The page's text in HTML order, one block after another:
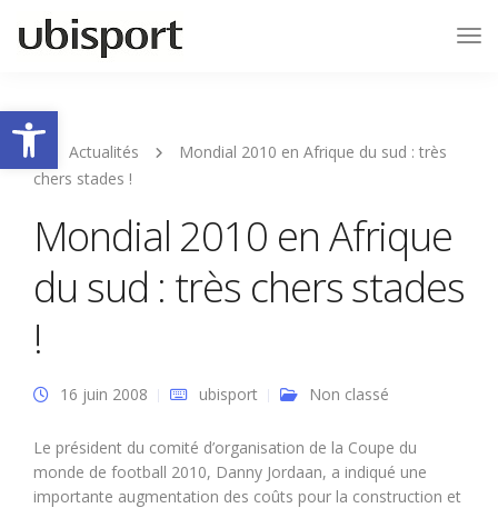
Ouvrir la barre d’outils
Actualités
Mondial 2010 en Afrique du sud : très
chers stades !
Mondial 2010 en Afrique
du sud : très chers stades
!
16 juin 2008 ubisport Non classé
Le président du comité d’organisation de la Coupe du
monde de football 2010, Danny Jordaan, a indiqué une
importante augmentation des coûts pour la construction et